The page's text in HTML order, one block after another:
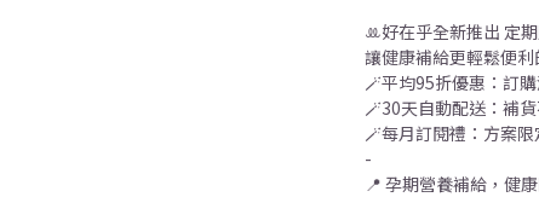
ꔛ好在乎全新推出 定
讓健康補給更輕鬆便利
🪄平均95折優惠：訂
🪄30天自動配送：補
🪄每月訂閱禮：方案
-
📍 孕期營養補給，健